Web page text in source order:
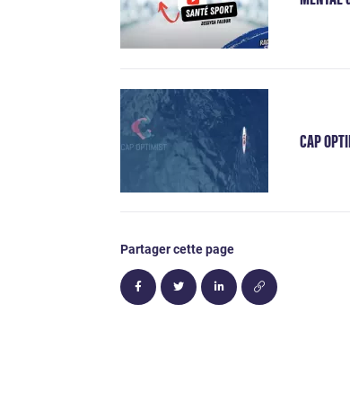
CAP
Partager cette page